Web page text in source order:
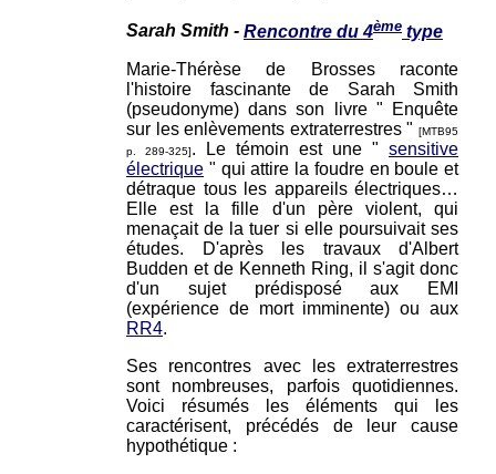
Sarah Smith - Rencontre du 4ème type
Marie-Thérèse de Brosses raconte
l'histoire fascinante de Sarah Smith
(pseudonyme) dans son livre " Enquête
sur les enlèvements extraterrestres " [MTB95
p. 289-325]. Le témoin est une " sensitive
électrique " qui attire la foudre en boule et
détraque tous les appareils électriques…
Elle est la fille d'un père violent, qui
menaçait de la tuer si elle poursuivait ses
études. D'après les travaux d'Albert
Budden et de Kenneth Ring, il s'agit donc
d'un sujet prédisposé aux EMI
(expérience de mort imminente) ou aux
RR4.
Ses rencontres avec les extraterrestres
sont nombreuses, parfois quotidiennes.
Voici résumés les éléments qui les
caractérisent, précédés de leur cause
hypothétique :